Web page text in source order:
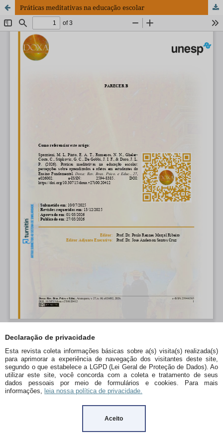
Declaração de privacidade
Esta revista coleta informações básicas sobre a(s) visita(s) realizada(s)
para aprimorar a experiência de navegação dos visitantes deste site,
segundo o que estabelece a LGPD (Lei Geral de Proteção de Dados). Ao
utilizar este site, você concorda com a coleta e tratamento de seus
dados pessoais por meio de formulários e cookies. Para mais
informações, leia nossa política de privacidade.
Aceito
Práticas meditativas na educação escolar